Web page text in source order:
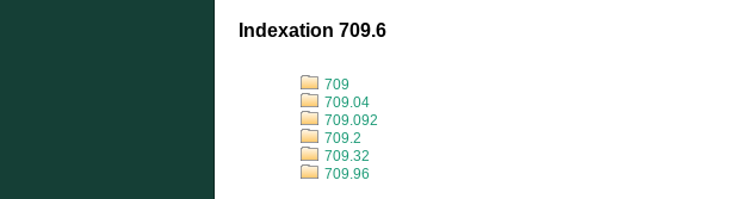
Indexation 709.6
709
709.04
709.092
709.2
709.32
709.96